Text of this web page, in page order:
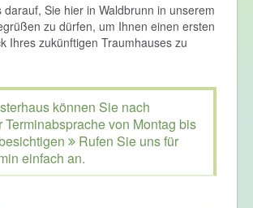
darauf, Sie hier in Waldbrunn in unserem
zu dürfen, um Ihnen einen ersten
Ihres zukünftigen Traumhauses zu
können Sie nach
Terminabsprache von Montag bis
Rufen Sie uns für
einfach an.